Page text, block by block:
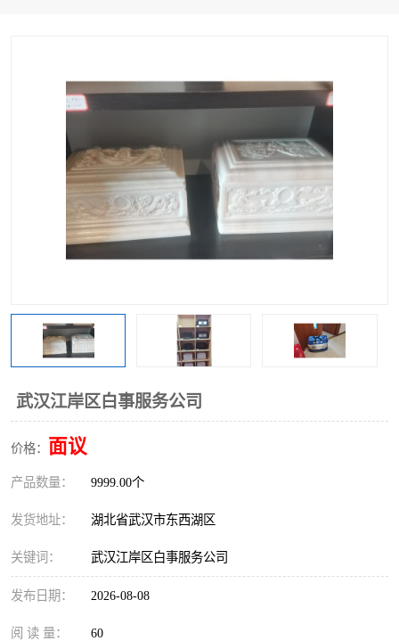
武汉江岸区白事服务公司
价格： 面议
产品数量： 9999.00个
发货地址： 湖北省武汉市东西湖区
关键词： 武汉江岸区白事服务公司
发布日期： 2026-08-08
阅 读 量： 60